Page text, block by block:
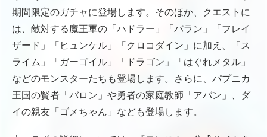
期間限定のガチャに登場します。そのほか、クエストに
は、敵対する魔王軍の「ハドラー」「バラン」「フレイ
ザード」「ヒュンケル」「クロコダイン」に加え、「ス
ライム」「ガーゴイル」「ドラゴン」「はぐれメタル」
などのモンスターたちも登場します。さらに、パプニカ
王国の賢者「バロン」や勇者の家庭教師「アバン」、ダ
イの親友「ゴメちゃん」なども登場します。